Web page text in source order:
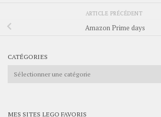
ARTICLE PRÉCÉDENT
Amazon Prime days
CATÉGORIES
Catégories
MES SITES LEGO FAVORIS